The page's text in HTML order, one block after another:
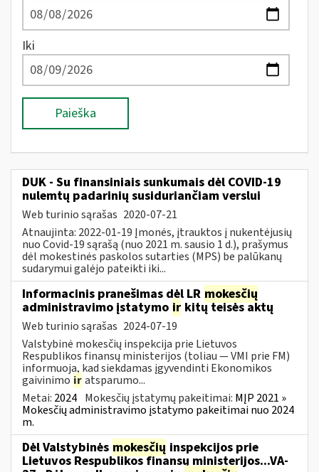
Iki
Paieška
DUK - Su finansiniais sunkumais dėl COVID-19
nulemtų padarinių susiduriančiam verslui
Web turinio sąrašas 2020-07-21
Atnaujinta: 2022-01-19 Įmonės, įtrauktos į nukentėjusių
nuo Covid-19 sąrašą (nuo 2021 m. sausio 1 d.), prašymus
dėl mokestinės paskolos sutarties (MPS) be palūkanų
sudarymui galėjo pateikti iki...
Informacinis pranešimas dėl LR mokesčių
administravimo įstatymo ir kitų teisės aktų
Web turinio sąrašas 2024-07-19
Valstybinė mokesčių inspekcija prie Lietuvos
Respublikos finansų ministerijos (toliau — VMI prie FM)
informuoja, kad siekdamas įgyvendinti Ekonomikos
gaivinimo iratsparumo...
Metai: 2024 Mokesčių įstatymų pakeitimai: MĮP 2021 »
Mokesčių administravimo įstatymo pakeitimai nuo 2024
m.
Dėl Valstybinės mokesčių inspekcijos prie
Lietuvos Respublikos finansų ministerijos...VA-